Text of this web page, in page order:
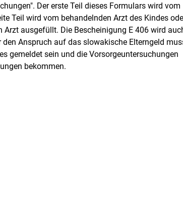
Der erste Teil dieses Formulars wird vom
Teil wird vom behandelnden Arzt des Kindes
ausgefüllt. Die Bescheinigung E 406 wird
Anspruch auf das slowakische Elterngeld
gemeldet sein und die Vorsorgeuntersuchungen
bekommen.